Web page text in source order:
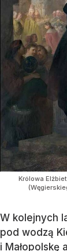
Królowa
W kolejnych
pod wodzą
i Małopolskę